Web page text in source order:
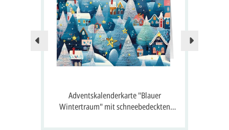
Adventskalenderkarte "Blauer
Wintertraum" mit schneebedeckten